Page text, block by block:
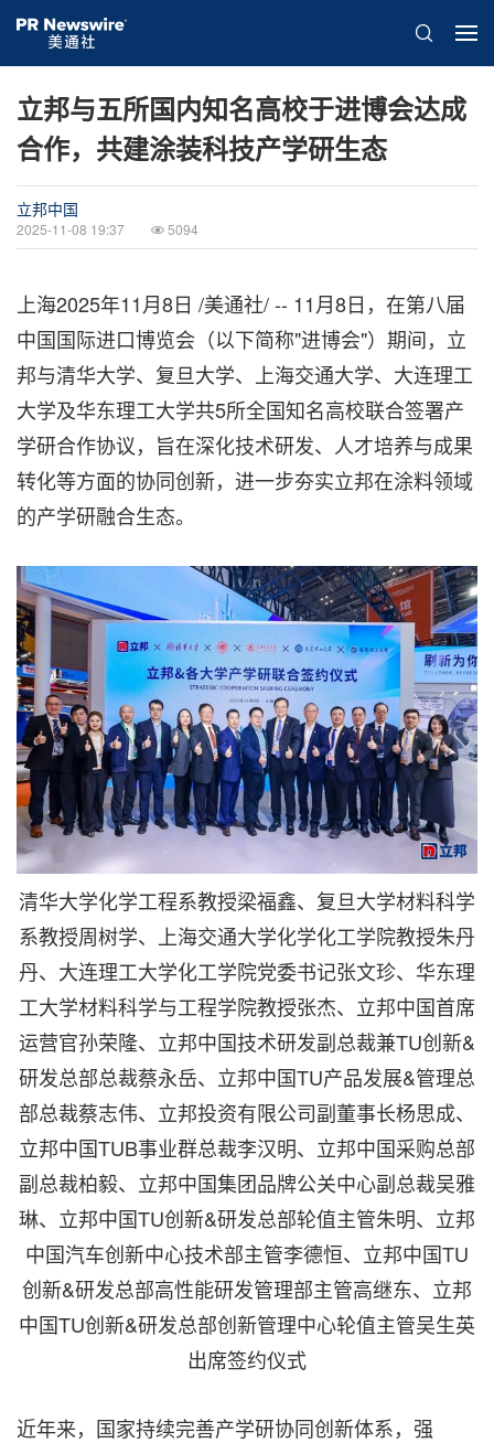
立邦与五所国内知名高校于进博会达成
合作，共建涂装科技产学研生态
立邦中国
2025-11-08 19:37 5094
上海2025年11月8日 /美通社/ -- 11月8日，在第八届
中国国际进口博览会（以下简称"进博会"）期间，立
邦与清华大学、复旦大学、上海交通大学、大连理工
大学及华东理工大学共5所全国知名高校联合签署产
学研合作协议，旨在深化技术研发、人才培养与成果
转化等方面的协同创新，进一步夯实立邦在涂料领域
的产学研融合生态。
清华大学化学工程系教授梁福鑫、复旦大学材料科学
系教授周树学、上海交通大学化学化工学院教授朱丹
丹、大连理工大学化工学院党委书记张文珍、华东理
工大学材料科学与工程学院教授张杰、立邦中国首席
运营官孙荣隆、立邦中国技术研发副总裁兼TU创新&
研发总部总裁蔡永岳、立邦中国TU产品发展&管理总
部总裁蔡志伟、立邦投资有限公司副董事长杨思成、
立邦中国TUB事业群总裁李汉明、立邦中国采购总部
副总裁柏毅、立邦中国集团品牌公关中心副总裁吴雅
琳、立邦中国TU创新&研发总部轮值主管朱明、立邦
中国汽车创新中心技术部主管李德恒、立邦中国TU
创新&研发总部高性能研发管理部主管高继东、立邦
中国TU创新&研发总部创新管理中心轮值主管吴生英
出席签约仪式
近年来，国家持续完善产学研协同创新体系，强